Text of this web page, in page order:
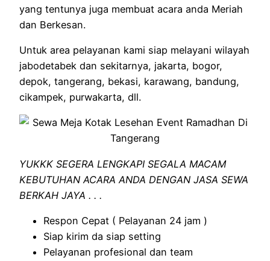
yang tentunya juga membuat acara anda Meriah
dan Berkesan.
Untuk area pelayanan kami siap melayani wilayah
jabodetabek dan sekitarnya, jakarta, bogor,
depok, tangerang, bekasi, karawang, bandung,
cikampek, purwakarta, dll.
YUKKK SEGERA LENGKAPI SEGALA MACAM
KEBUTUHAN ACARA ANDA DENGAN JASA SEWA
BERKAH JAYA . . .
Respon Cepat ( Pelayanan 24 jam )
Siap kirim da siap setting
Pelayanan profesional dan team